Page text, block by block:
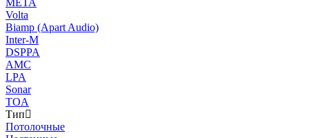
МЕТА
Volta
Biamp (Apart Audio)
Inter-M
DSPPA
AMC
LPA
Sonar
TOA
Тип
Потолочные